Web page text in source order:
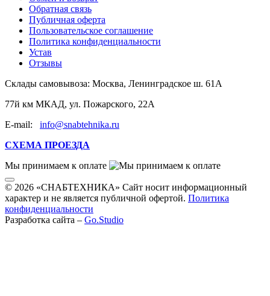
Обратная связь
Публичная оферта
Пользовательское соглашение
Политика конфиденциальности
Устав
Отзывы
Склады самовывоза: Москва, Ленинградское ш. 61А
77й км МКАД, ул. Пожарского, 22А
E-mail: info@snabtehnika.ru
СХЕМА ПРОЕЗДА
Мы принимаем к оплате
© 2026 «СНАБТЕХНИКА» Сайт носит информационный
характер и не является публичной офертой. Политика
конфиденциальности
Разработка сайта – Go.Studio